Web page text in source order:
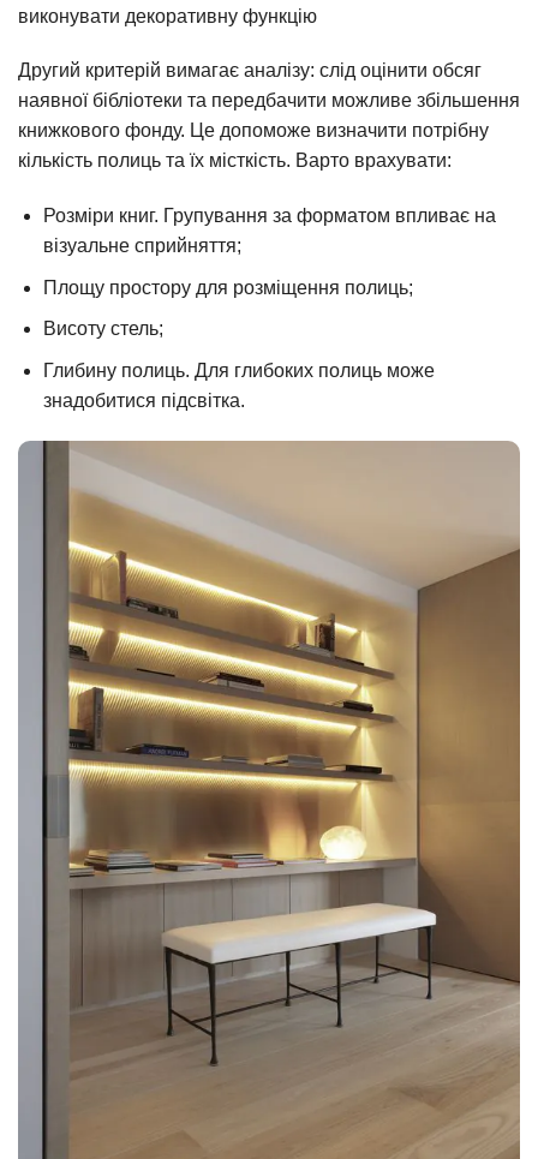
виконувати декоративну функцію
Другий критерій вимагає аналізу: слід оцінити обсяг
наявної бібліотеки та передбачити можливе збільшення
книжкового фонду. Це допоможе визначити потрібну
кількість полиць та їх місткість. Варто врахувати:
Розміри книг. Групування за форматом впливає на
візуальне сприйняття;
Площу простору для розміщення полиць;
Висоту стель;
Глибину полиць. Для глибоких полиць може
знадобитися підсвітка.